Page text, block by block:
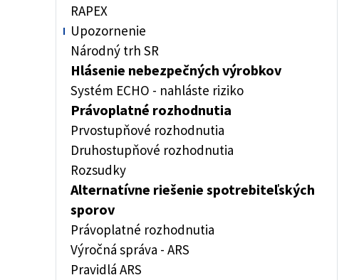
RAPEX
Upozornenie
Národný trh SR
Hlásenie nebezpečných výrobkov
Systém ECHO - nahláste riziko
Právoplatné rozhodnutia
Prvostupňové rozhodnutia
Druhostupňové rozhodnutia
Rozsudky
Alternatívne riešenie spotrebiteľských
sporov
Právoplatné rozhodnutia
Výročná správa - ARS
Pravidlá ARS